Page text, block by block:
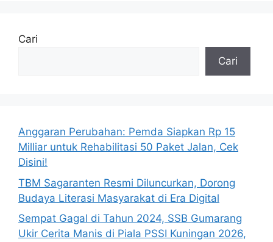
Cari
Cari
Anggaran Perubahan: Pemda Siapkan Rp 15
Milliar untuk Rehabilitasi 50 Paket Jalan, Cek
Disini!
TBM Sagaranten Resmi Diluncurkan, Dorong
Budaya Literasi Masyarakat di Era Digital
Sempat Gagal di Tahun 2024, SSB Gumarang
Ukir Cerita Manis di Piala PSSI Kuningan 2026,